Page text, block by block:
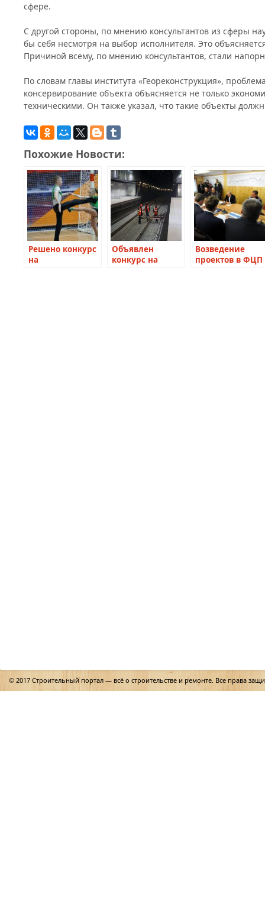
сфере.
С другой стороны, по мнению консультантов из сферы
бы себя несмотря на выбор исполнителя. Это
Причиной всему, по мнению консультантов, стали
По словам главы института «Геореконструкция»,
консервирование объекта объясняется не только
техническими. Он также указал, что такие объекты
Похожие Новости:
Решено конкурс
на
Объявлен
конкурс на
Возведение
проектов в ФЦП
© 2017 Строительный портал — всё о строительстве и ремонте. Все права